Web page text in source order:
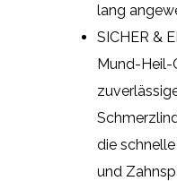
lang
SICHER &
Mund-Heil-
die
und